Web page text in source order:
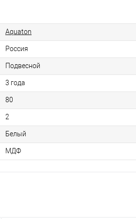
Aquaton
Россия
Подвесной
3 года
80
2
Белый
МДФ